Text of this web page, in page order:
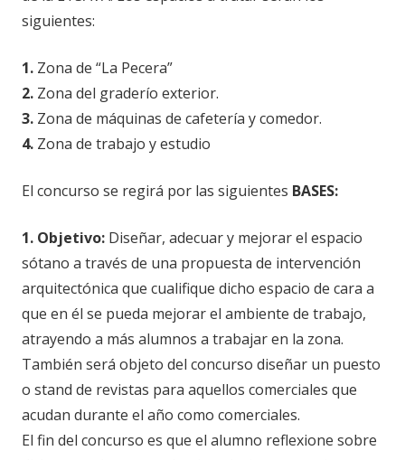
siguientes:
1. Zona de “La Pecera”
2. Zona del graderío exterior.
3. Zona de máquinas de cafetería y comedor.
4. Zona de trabajo y estudio
El concurso se regirá por las siguientes BASES:
1. Objetivo: Diseñar, adecuar y mejorar el espacio
sótano a través de una propuesta de intervención
arquitectónica que cualifique dicho espacio de cara a
que en él se pueda mejorar el ambiente de trabajo,
atrayendo a más alumnos a trabajar en la zona.
También será objeto del concurso diseñar un puesto
o stand de revistas para aquellos comerciales que
acudan durante el año como comerciales.
El fin del concurso es que el alumno reflexione sobre